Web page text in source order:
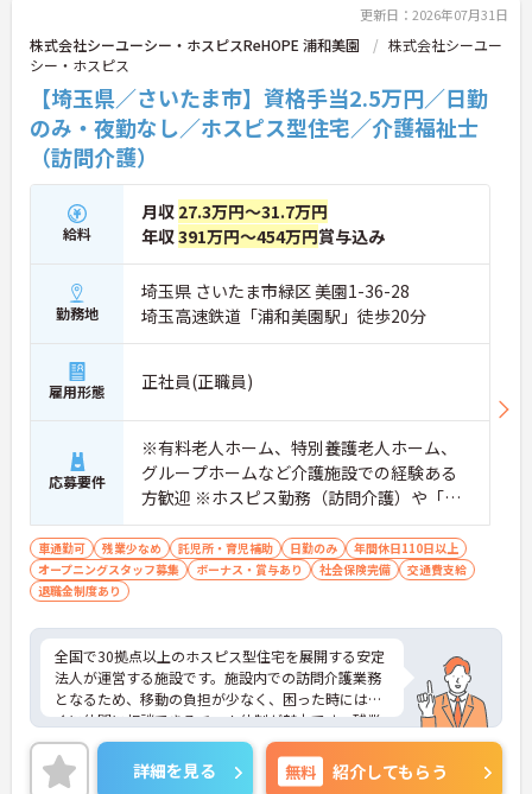
す。ご入居者さまの生きる喜びに寄り添いながらチ
ームで協力しながらより良いケアを提供したい方に
ぴったりの環境です。
★おすすめPOINT★
【「看取り・難病ケアのプロ」として成長できる環
境が整っています】
・がん末期・神経難病の方に特化したホスピス型住
宅ならではの専門的なスキルを、日常業務の中で習
得することができます
・入社時は先輩スタッフの同行訪問からスタートす
るため、訪問介護未経験の方も安心して業務に慣れ
ることができます
・訪問診療医と24時間連携し、チームで看取りに取
り組む体制が整っているため、「看取りのプロ」と
【頑張りがしっかり給与・評価に反映される職場で
す】
・介護福祉士手当25,000円、処遇改善手当78,000
円、賞与は年2回＋処遇改善一時金も別途支給され
ています。
・入社半年でリーダーを任されたスタッフの実績が
あるなど、年次にかかわらず頑張りが評価され、キ
ャリアアップを実現できる職場環境です
【働きやすい休日・残業面と、長く安心して働ける
福利厚生が魅力です】
・月9日公休に加え、夏季・冬季休暇各3日が確保さ
をつけて働くことができます。
・全社平均残業月5時間程度と、業界平均を大きく
下回る少ない残業時間を実現しています
・退職金制度（勤続3年以上）・保育手当・育児短
時間勤務・マインドフルネスプログラムなど、長期
的に安心して働き続けるための制度が充実していま
す
更新日：2026年07月31日
株式会社シーユーシー・ホスピスReHOPE 浦和美園
株式会社シーユー
シー・ホスピス
【埼玉県／さいたま市】資格手当2.5万円／日勤
のみ・夜勤なし／ホスピス型住宅／介護福祉士
（訪問介護）
給料
月収 27.3万円～31.7万円
年収391万円～454万円賞与込み
勤務地
埼玉県 さいたま市緑区 美園1-36-28
埼玉高速鉄道「浦和美園駅」徒歩20分
雇用形態 正社員(正職員)
応募要件
※有料老人ホーム、特別養護老人ホーム、
グループホームなど介護施設での経験ある
方歓迎 ※ホスピス勤務（訪問介護）や「看
取り」が初めての方も可
車通勤可 残業少なめ 託児所・育児補助 日勤のみ
年間休日110日以上
オープニングスタッフ募集
ボーナス・賞与あり 社会保険完備
交通費支給
退職金制度あり
全国で30拠点以上のホスピス型住宅を展開する安定
法人が運営する施設です。施設内での訪問介護業務
となるため、移動の負担が少なく、困った時にはす
ぐに仲間に相談できるチーム体制が魅力です。残業
は全社平均残業月5時間程度と少なく、3日以上の連
続休暇で支援金が支給される独自の制度や、美容皮
膚科などの割引が受けられる福利厚生も充実してい
詳細を見る 無料 紹介してもらう